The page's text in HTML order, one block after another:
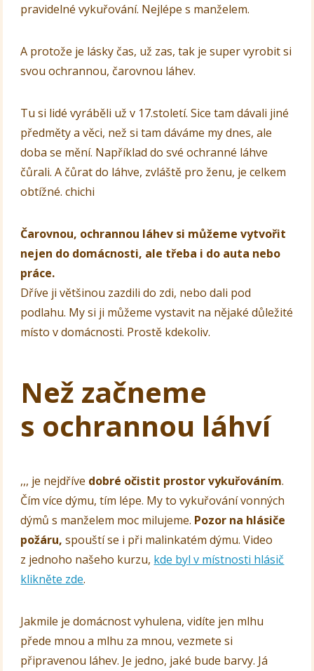
pravidelné vykuřování. Nejlépe s manželem.
A protože je lásky čas, už zas, tak je super vyrobit si
svou ochrannou, čarovnou láhev.
Tu si lidé vyráběli už v 17.století. Sice tam dávali jiné
předměty a věci, než si tam dáváme my dnes, ale
doba se mění. Například do své ochranné láhve
čůrali. A čůrat do láhve, zvláště pro ženu, je celkem
obtížné. chichi
Čarovnou, ochrannou láhev si můžeme vytvořit
nejen do domácnosti, ale třeba i do auta nebo
práce.
Dříve ji většinou zazdili do zdi, nebo dali pod
podlahu. My si ji můžeme vystavit na nějaké důležité
místo v domácnosti. Prostě kdekoliv.
Než začneme
s ochrannou láhví
,,, je nejdříve dobré očistit prostor vykuřováním.
Čím více dýmu, tím lépe. My to vykuřování vonných
dýmů s manželem moc milujeme. Pozor na hlásiče
požáru, spouští se i při malinkatém dýmu. Video
z jednoho našeho kurzu, kde byl v místnosti hlásič
klikněte zde.
Jakmile je domácnost vyhulena, vidíte jen mlhu
přede mnou a mlhu za mnou, vezmete si
připravenou láhev. Je jedno, jaké bude barvy. Já